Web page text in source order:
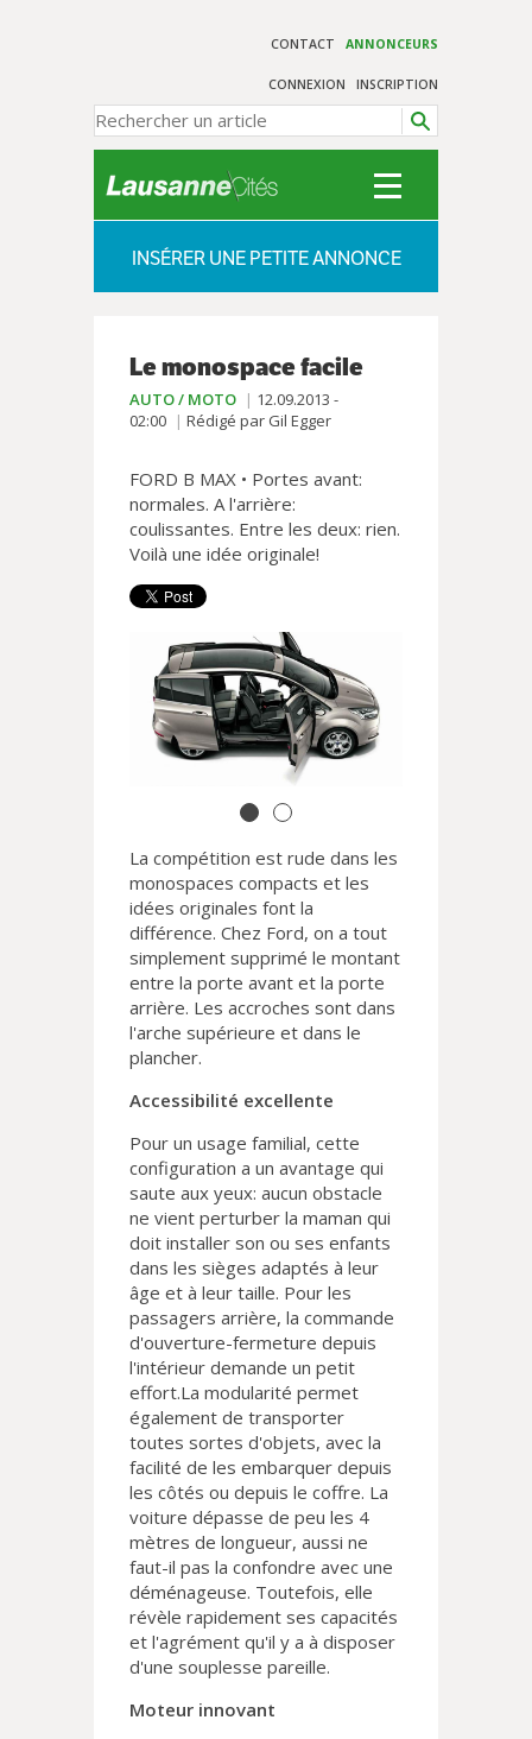
CONTACT ANNONCEURS
CONNEXION INSCRIPTION
INSÉRER UNE PETITE ANNONCE
Le monospace facile
AUTO / MOTO
12.09.2013 -
02:00
Rédigé par Gil Egger
FORD B MAX • Portes avant:
normales. A l'arrière:
coulissantes. Entre les deux: rien.
Voilà une idée originale!
La compétition est rude dans les
monospaces compacts et les
idées originales font la
différence. Chez Ford, on a tout
simplement supprimé le montant
entre la porte avant et la porte
arrière. Les accroches sont dans
l'arche supérieure et dans le
plancher.
Accessibilité excellente
Pour un usage familial, cette
configuration a un avantage qui
saute aux yeux: aucun obstacle
ne vient perturber la maman qui
doit installer son ou ses enfants
dans les sièges adaptés à leur
âge et à leur taille. Pour les
passagers arrière, la commande
d'ouverture-fermeture depuis
l'intérieur demande un petit
effort.La modularité permet
également de transporter
toutes sortes d'objets, avec la
facilité de les embarquer depuis
les côtés ou depuis le coffre. La
voiture dépasse de peu les 4
mètres de longueur, aussi ne
faut-il pas la confondre avec une
déménageuse. Toutefois, elle
révèle rapidement ses capacités
et l'agrément qu'il y a à disposer
d'une souplesse pareille.
Moteur innovant